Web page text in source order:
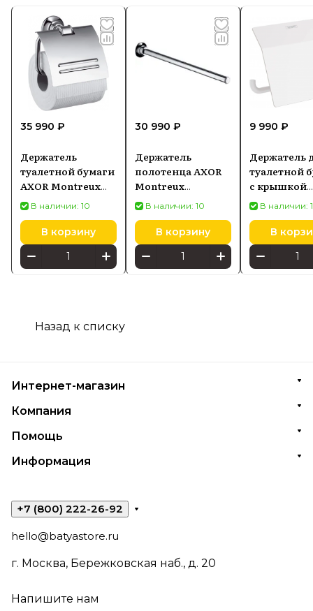
35 990 ₽
Держатель
туалетной бумаги
AXOR Montreux
42036000
В наличии: 10
В корзину
30 990 ₽
Держатель
полотенца AXOR
Montreux
42020000
В наличии: 10
В корзину
9 990 ₽
Держатель
туалетной
с крышкой
Hansgrohe
AddStoris,
матовый
В наличии:
В
Назад к списку
Интернет-магазин
Компания
Помощь
Информация
+7 (800) 222-26-92
hello@batyastore.ru
г. Москва, Бережковская наб., д. 20
Напишите нам